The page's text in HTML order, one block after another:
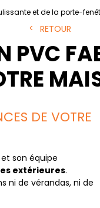
et de la porte-
RETOUR
PVC
DE VOTRE
et son équipe
extérieures.
ni de vérandas, ni de